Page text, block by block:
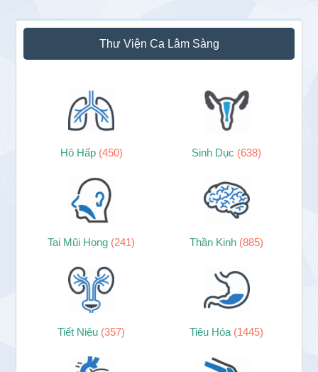
Thư Viện Ca Lâm Sàng
Hô Hấp (450) Sinh Dục (638)
Tai Mũi Họng (241) Thần Kinh (885)
Tiết Niệu (357) Tiêu Hóa (1445)